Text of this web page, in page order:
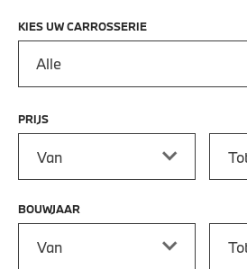
KIES UW CARROSSERIE
Alle
PRIJS
BOUWJAAR